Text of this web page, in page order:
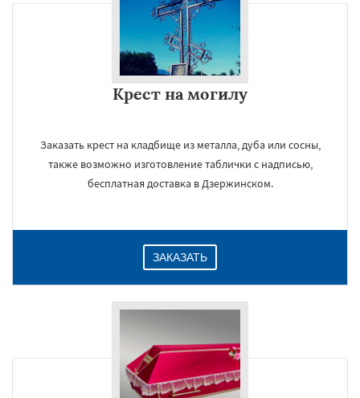
Крест на могилу
Заказать крест на кладбище из металла, дуба или сосны,
также возможно изготовление таблички с надписью,
бесплатная доставка в Дзержинском.
ЗАКАЗАТЬ